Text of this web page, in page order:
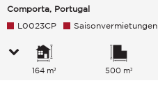
Comporta, Portugal
L0023CP Saisonvermietungen
164 m² 500 m²